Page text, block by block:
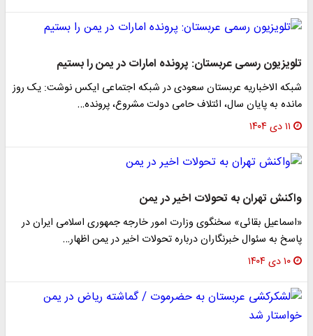
تلویزیون رسمی عربستان: پرونده امارات در یمن را بستیم
شبکه الاخباریه عربستان سعودی در شبکه اجتماعی ایکس نوشت: یک روز
مانده به پایان سال، ائتلاف حامی دولت مشروع، پرونده…
۱۱ دی ۱۴۰۴
واکنش تهران به تحولات اخیر در یمن
«اسماعیل بقائی» سخنگوی وزارت امور خارجه جمهوری اسلامی ایران در
پاسخ به سئوال خبرنگاران درباره تحولات اخیر در یمن اظهار…
۱۰ دی ۱۴۰۴